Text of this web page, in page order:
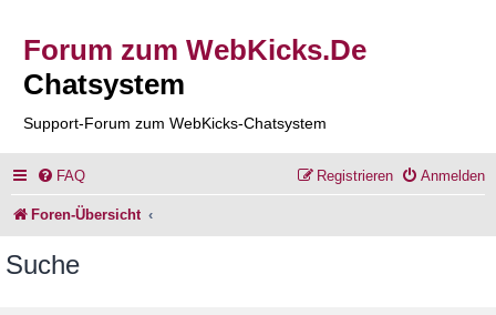
Forum zum WebKicks.De
Chatsystem
Support-Forum zum WebKicks-Chatsystem
FAQ Anmelden
Registrieren
Foren-Übersicht
Suche